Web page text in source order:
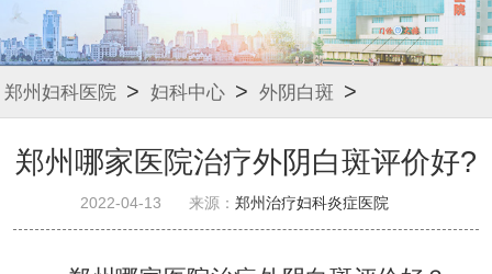
郑州妇科医院 > 妇科中心 > 外阴白斑 >
郑州哪家医院治疗外阴白斑评价好?
2022-04-13 来源： 郑州治疗妇科炎症医院